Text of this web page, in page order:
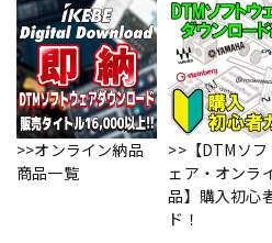
>>オンライン納品
商品一覧
>>【DTMソフ
ェア・オンラ
品】購入初心
ド！